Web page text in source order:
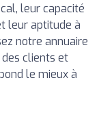
leur capacité
leur aptitude à
notre annuaire
clients et
le mieux à